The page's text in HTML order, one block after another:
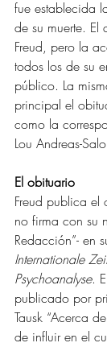
fue establecida
de su muerte. El
Freud, pero la
todos los de su
público. La
principal el
como la
Lou Andreas-
El obituario
Freud publica el
no firma con su
Redacción”- en
Internationale
Psychoanalyse.
publicado por
Tausk “Acerca
de influir en el